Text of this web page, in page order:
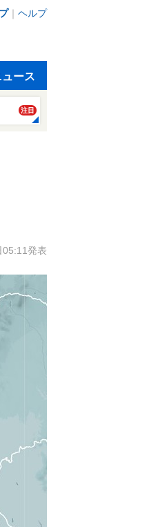
｜ ヘルプ
ース
注目
発表